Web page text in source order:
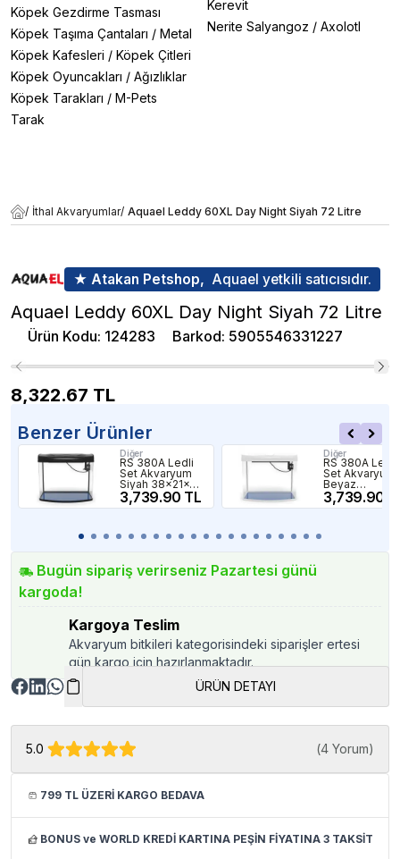
Köpek Gezdirme Tasması
Köpek Taşıma Çantaları / Metal
Köpek Kafesleri / Köpek Çitleri
Köpek Oyuncakları / Ağızlıklar
Köpek Tarakları / M-Pets
Tarak
Kerevit
Nerite Salyangoz / Axolotl
/ İthal Akvaryumlar/ Aquael Leddy 60XL Day Night Siyah 72 Litre
★ Atakan Petshop, Aquael yetkili satıcısıdır.
Aquael Leddy 60XL Day Night Siyah 72 Litre
Ürün Kodu: 124283 Barkod: 5905546331227
8,322.67 TL
Benzer Ürünler
Diğer
RS 380A Ledli
Set Akvaryum
Siyah 38x21x40
Cm
3,739.90 TL
Diğer
RS 380A Ledli
Set Akvaryum
Beyaz
38x21x40 Cm
3,739.90
Bugün sipariş verirseniz Pazartesi günü
kargoda!
Kargoya Teslim
Akvaryum bitkileri kategorisindeki siparişler ertesi
gün kargo için hazırlanmaktadır.
ÜRÜN DETAYI
5.0 (4 Yorum)
799 TL ÜZERİ KARGO BEDAVA
BONUS ve WORLD KREDİ KARTINA PEŞİN FİYATINA 3 TAKSİT